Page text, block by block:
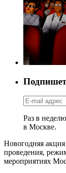
Раз в
в Москве.
Новогодняя
проведения,
мероприятиях